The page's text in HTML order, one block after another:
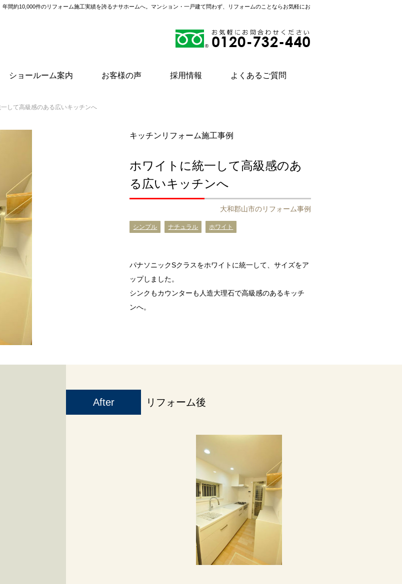
間約10,000件のリフォーム施工実績を誇るナサホームへ。マンション・一戸建て問わず、リフォームのことならお気軽にお
ショールーム案内 お客様の声 採用情報 よくあるご質問
して高級感のある広いキッチンへ
キッチンリフォーム施工事例
ホワイトに統一して高級感のあ
る広いキッチンへ
大和郡山市のリフォーム事例
シンプル ナチュラル ホワイト
パナソニックSクラスをホワイトに統一して、サイズをア
ップしました。
シンクもカウンターも人造大理石で高級感のあるキッチ
ンへ。
After リフォーム後